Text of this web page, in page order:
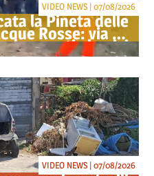
la Pineta delle
Rosse: via gli
abusivi
VIDEO NEWS | 07/08/2026
VIDEO NEWS | 07/08/2026